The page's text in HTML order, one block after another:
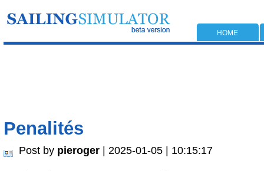
HOME
Penalités
Post by pieroger | 2025-01-05 | 10:15:17